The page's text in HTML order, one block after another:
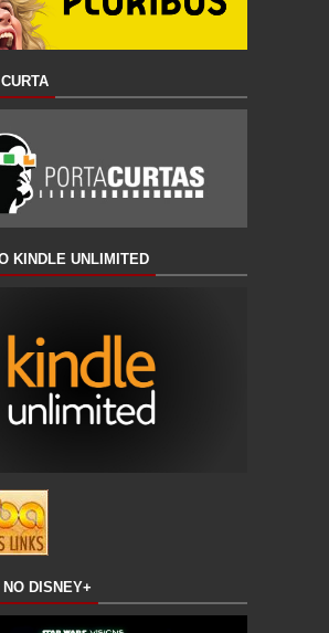
KINDLE UNLIMITED
DISNEY+